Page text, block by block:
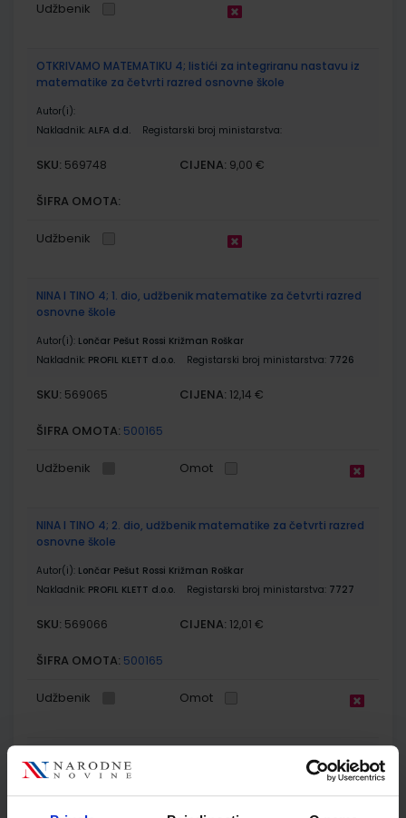
Udžbenik
OTKRIVAMO MATEMATIKU 4; listići za integriranu nastavu iz
matematike za četvrti razred osnovne škole
Autor(i):
Nakladnik: ALFA d.d. Registarski broj ministarstva:
SKU: 569748 CIJENA: 9,00 €
ŠIFRA OMOTA:
Udžbenik
NINA I TINO 4; 1. dio, udžbenik matematike za četvrti razred
osnovne škole
Autor(i): Lončar Pešut Rossi Križman Roškar
Nakladnik: PROFIL KLETT d.o.o. Registarski broj ministarstva: 7726
SKU: 569065 CIJENA: 12,14 €
ŠIFRA OMOTA: 500165
Udžbenik Omot
NINA I TINO 4; 2. dio, udžbenik matematike za četvrti razred
osnovne škole
Autor(i): Lončar Pešut Rossi Križman Roškar
Nakladnik: PROFIL KLETT d.o.o. Registarski broj ministarstva: 7727
SKU: 569066 CIJENA: 12,01 €
ŠIFRA OMOTA: 500165
Udžbenik Omot
razred osnovne škole
Autor(i):Simona Jurjević Tihana Levar Ivana Raljević